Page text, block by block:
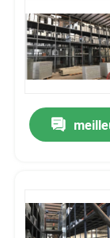
Maison
Au sujet de